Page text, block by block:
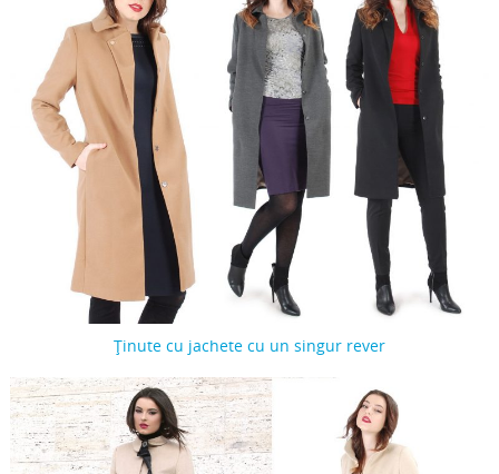
Ținute cu jachete cu un singur rever